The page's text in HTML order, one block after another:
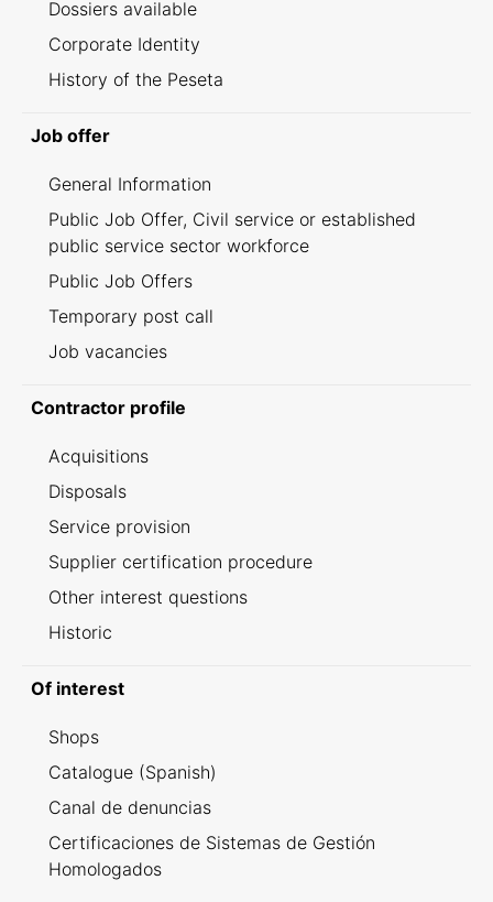
Dossiers available
Corporate Identity
History of the Peseta
Job offer
General Information
Public Job Offer, Civil service or established
public service sector workforce
Public Job Offers
Temporary post call
Job vacancies
Contractor profile
Acquisitions
Disposals
Service provision
Supplier certification procedure
Other interest questions
Historic
Of interest
Shops
Catalogue (Spanish)
Canal de denuncias
Certificaciones de Sistemas de Gestión
Homologados